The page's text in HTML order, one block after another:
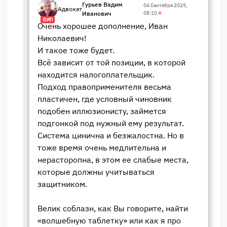
ВИП
Адвокат
Гурьев Вадим
Иванович
04 Сентября 2025,
08:10#
Очень хорошее дополнение, Иван
Николаевич!
И такое тоже будет.
Всё зависит от той позиции, в которой
находится налогоплательщик.
Подход правоприменителя весьма
пластичен, где условный чиновник
подобен иллюзионисту, займется
подгонкой под нужный ему результат.
Система цинична и безжалостна. Но в
тоже время очень медлительна и
нерасторопна, в этом ее слабые места,
которые должны учитываться
защитником.
Велик соблазн, как Вы говорите, найти
«волшебную таблетку» или как я про